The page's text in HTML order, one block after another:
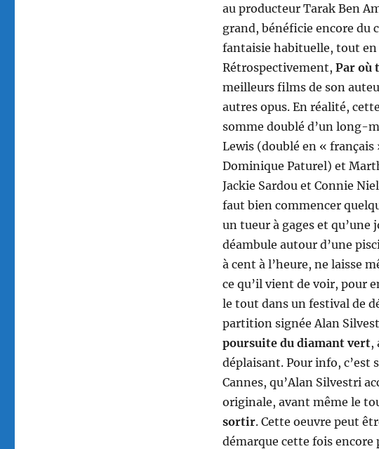
au producteur Tarak Ben
grand, bénéficie encore du
fantaisie habituelle, tout en
Rétrospectivement, Par où
meilleurs films de son
autres opus. En réalité,
somme doublé d’un long-
Lewis (doublé en « français
Dominique Paturel) et
Jackie Sardou et Connie
faut bien commencer
un tueur à gages et
déambule autour d’une
à cent à l’heure, ne laisse
ce qu’il vient de voir, pour
le tout dans un festival de
partition signée Alan
poursuite du diamant vert,
déplaisant. Pour info, c’est
Cannes, qu’Alan Silvestri
originale, avant même le
sortir. Cette oeuvre peut
démarque cette fois